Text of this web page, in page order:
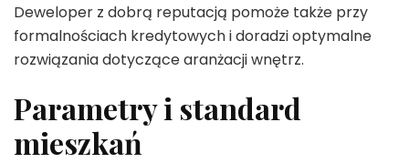
Deweloper z dobrą reputacją pomoże także przy
formalnościach kredytowych i doradzi optymalne
rozwiązania dotyczące aranżacji wnętrz.
Parametry i standard
mieszkań